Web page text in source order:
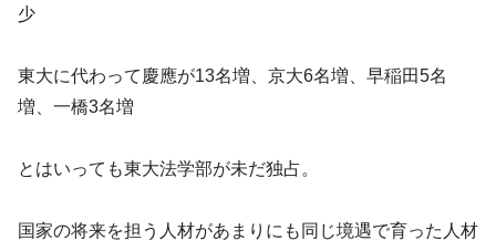
少
東大に代わって慶應が13名増、京大6名増、早稲田5名
増、一橋3名増
とはいっても東大法学部が未だ独占。
国家の将来を担う人材があまりにも同じ境遇で育った人材